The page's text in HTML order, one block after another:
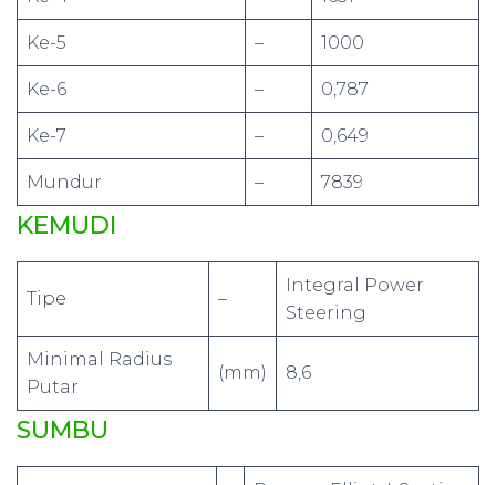
Ke-5 – 1000
Ke-6 – 0,787
Ke-7 – 0,649
Mundur – 7839
KEMUDI
Tipe –
Integral Power
Steering
Minimal Radius
Putar
(mm) 8,6
SUMBU